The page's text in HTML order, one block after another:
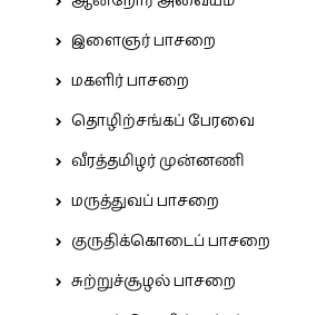
இளைஞர் பாசறை
மகளிர் பாசறை
தொழிற்சங்கப் பேரவை
வீரத்தமிழர் முன்னணி
மருத்துவப் பாசறை
குருதிக்கொடைப் பாசறை
சுற்றுச்சூழல் பாசறை